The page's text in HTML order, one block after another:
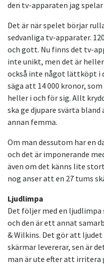
den tv-apparaten jag
Det är när spelet börjar
sedvanliga tv-apparater.
och gott. Nu finns det tv-
inte unikt, men det är
också inte något lättköpt i
säga att 14 000 kronor,
heller i och för sig. Allt
ska ge djupare svärta bland
annan femma.
Om man dessutom har en
och det är imponerande
även om det känns lite
nog anser att en 27 tums
Ljudlimpa
Det följer med en ljudlimpa
och den är ett annat
& Wilkins. Det gör att
skärmar levererar, sen är
man är ute efter att